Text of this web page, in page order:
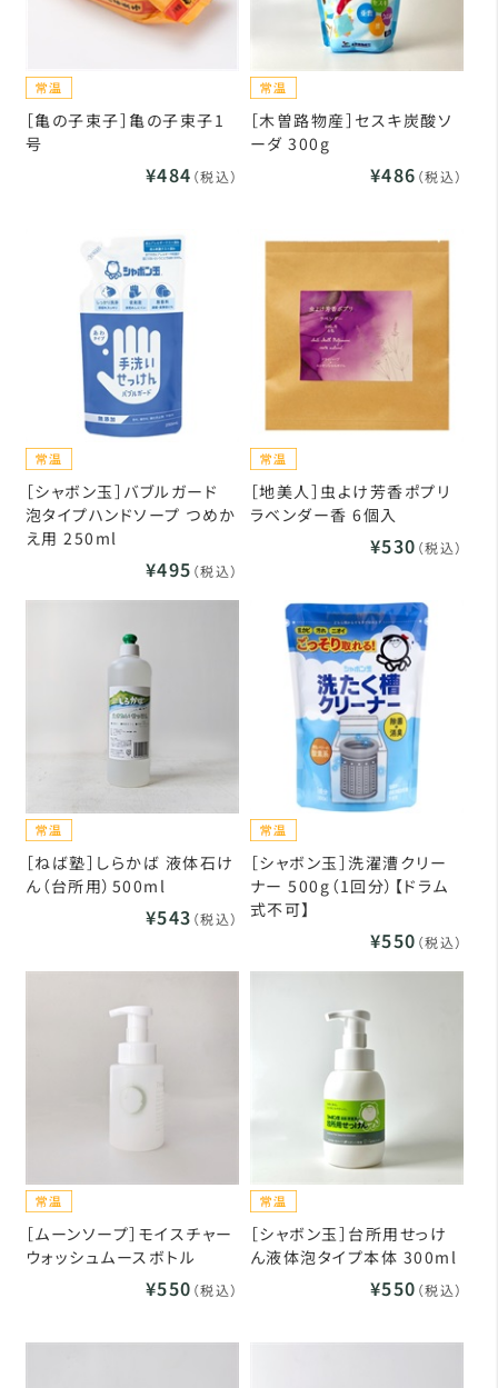
［亀の子束子］亀の子束子1
号
¥484 （税込）
［木曽路物産］セスキ炭酸ソ
ーダ 300g
¥486 （税込）
［シャボン玉］バブルガード
泡タイプハンドソープ つめか
え用 250ml
¥495 （税込）
［地美人］虫よけ芳香ポプリ
ラベンダー香 6個入
¥530 （税込）
［ねば塾］しらかば 液体石け
ん（台所用）500ml
¥543 （税込）
［シャボン玉］洗濯漕クリー
ナー 500g（1回分）【ドラム
式不可】
¥550 （税込）
［ムーンソープ］モイスチャー
ウォッシュムースボトル
¥550 （税込）
［シャボン玉］台所用せっけ
ん液体泡タイプ本体 300ml
¥550 （税込）